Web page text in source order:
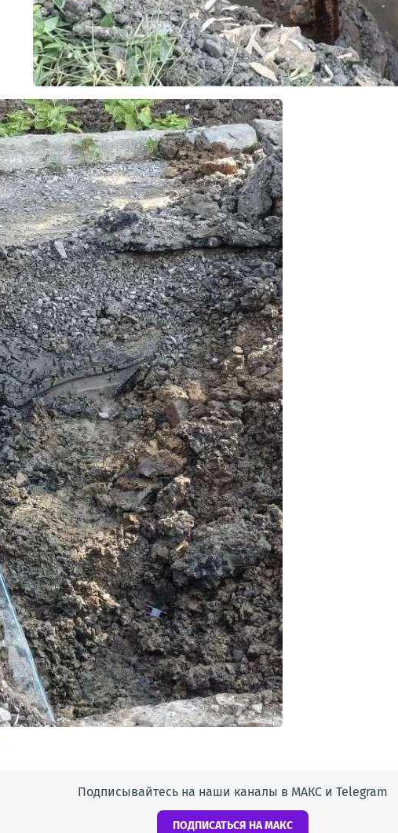
Подписывайтесь на наши каналы в МАКС и Telegram
ПОДПИСАТЬСЯ НА МАКС